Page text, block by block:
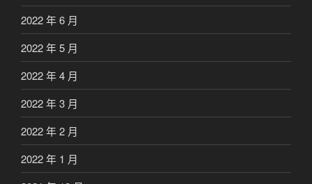
2022 年 6 月
2022 年 5 月
2022 年 4 月
2022 年 3 月
2022 年 2 月
2022 年 1 月